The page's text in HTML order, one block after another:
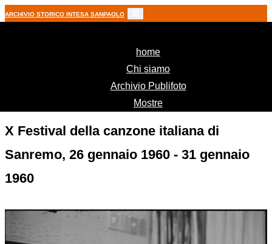
ARCHIVIO STORICO INTESA SANPAOLO
home(current)
Chi siamo
Archivio Publifoto
Mostre
X Festival della canzone italiana di
Sanremo, 26 gennaio 1960 - 31 gennaio
1960